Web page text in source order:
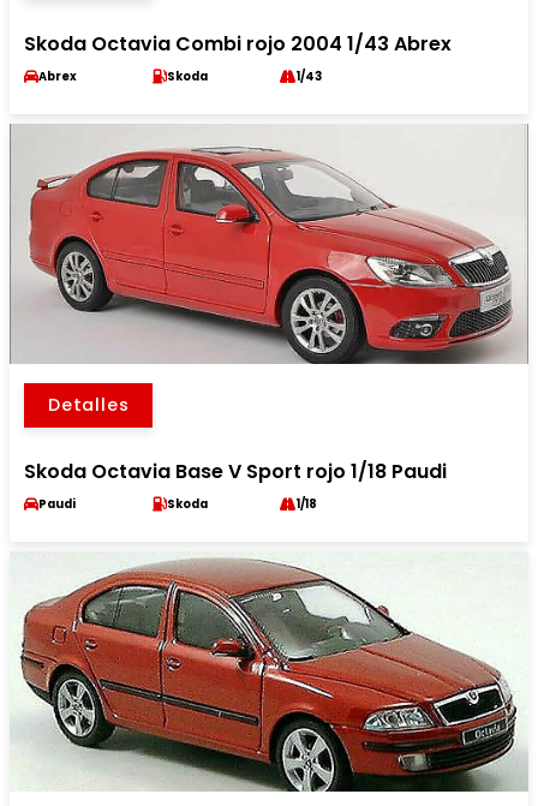
Skoda Octavia Combi rojo 2004 1/43 Abrex
Abrex Skoda 1/43
Detalles
Skoda Octavia Base V Sport rojo 1/18 Paudi
Paudi Skoda 1/18